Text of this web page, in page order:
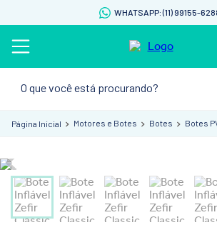
WHATSAPP: (11) 99155-
Motores e Botes Botes Botes